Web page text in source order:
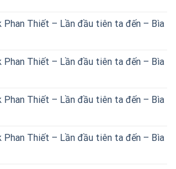
Phan Thiết – Lần đầu tiên ta đến – Bìa
Phan Thiết – Lần đầu tiên ta đến – Bìa
Phan Thiết – Lần đầu tiên ta đến – Bìa
Phan Thiết – Lần đầu tiên ta đến – Bìa